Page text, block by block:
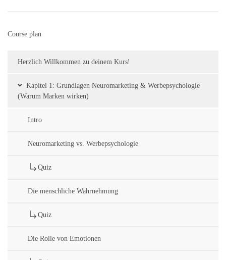
Course plan
Herzlich Willkommen zu deinem Kurs!
Kapitel 1: Grundlagen Neuromarketing & Werbepsychologie
(Warum Marken wirken)
Intro
Neuromarketing vs. Werbepsychologie
Quiz
Die menschliche Wahrnehmung
Quiz
Die Rolle von Emotionen